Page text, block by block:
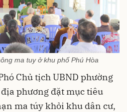
ma tuy ở khu phố Phú Hòa
Chủ tịch UBND phường
phương đặt mục tiêu
ma túy khỏi khu dân cư,